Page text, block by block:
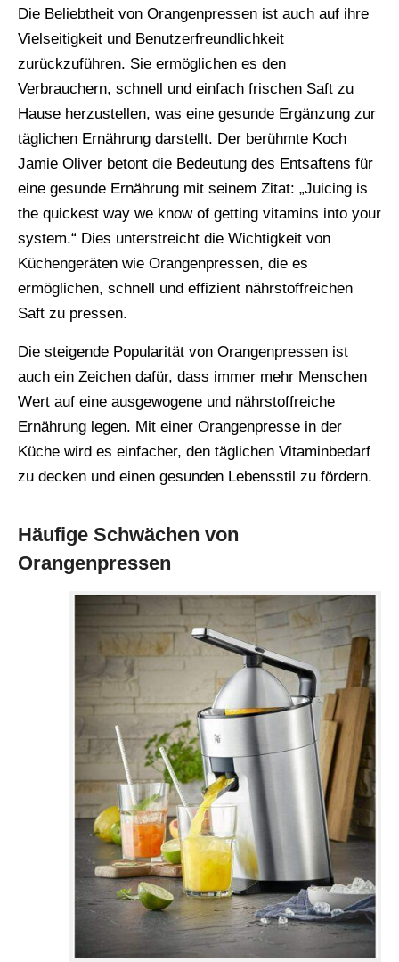
Die Beliebtheit von Orangenpressen ist auch auf ihre
Vielseitigkeit und Benutzerfreundlichkeit
zurückzuführen. Sie ermöglichen es den
Verbrauchern, schnell und einfach frischen Saft zu
Hause herzustellen, was eine gesunde Ergänzung zur
täglichen Ernährung darstellt. Der berühmte Koch
Jamie Oliver betont die Bedeutung des Entsaftens für
eine gesunde Ernährung mit seinem Zitat: „Juicing is
the quickest way we know of getting vitamins into your
system.“ Dies unterstreicht die Wichtigkeit von
Küchengeräten wie Orangenpressen, die es
ermöglichen, schnell und effizient nährstoffreichen
Saft zu pressen.
Die steigende Popularität von Orangenpressen ist
auch ein Zeichen dafür, dass immer mehr Menschen
Wert auf eine ausgewogene und nährstoffreiche
Ernährung legen. Mit einer Orangenpresse in der
Küche wird es einfacher, den täglichen Vitaminbedarf
zu decken und einen gesunden Lebensstil zu fördern.
Häufige Schwächen von
Orangenpressen